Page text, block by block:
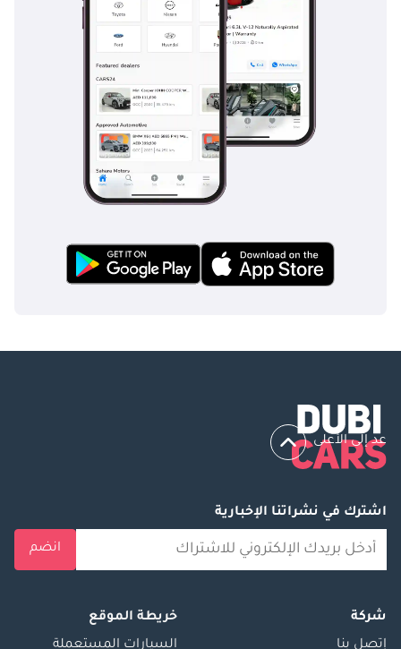
عد إلى الأعلى
اشترك في نشراتنا الإخبارية
انضم
شركة
إتصل بنا
خريطة الموقع
السيارات المستعملة